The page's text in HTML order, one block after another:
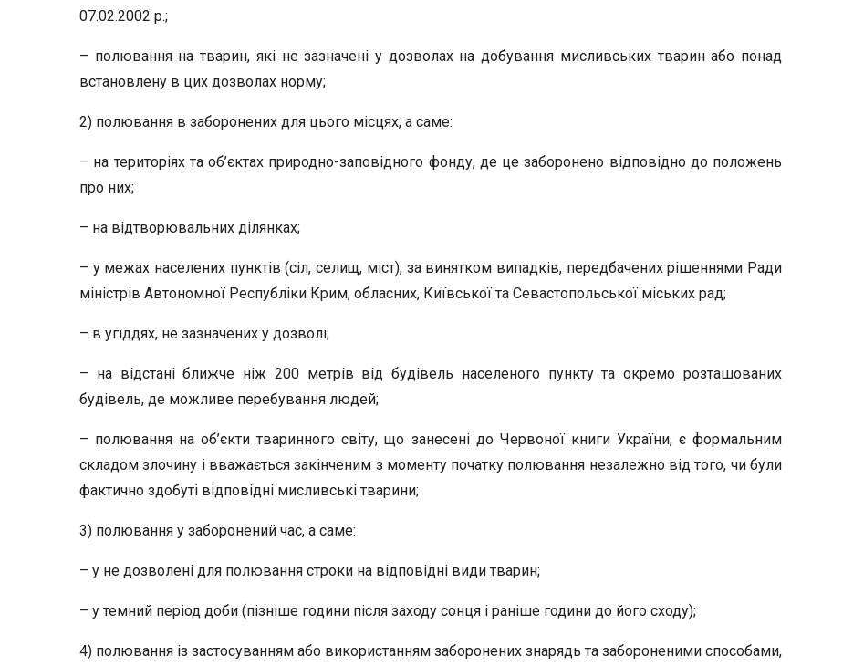
07.02.2002 р.;
– полювання на тварин, які не зазначені у дозволах на добування мисливських тварин або понад
встановлену в цих дозволах норму;
2) полювання в заборонених для цього місцях, а саме:
– на територіях та об’єктах природно-заповідного фонду, де це заборонено відповідно до положень
про них;
– на відтворювальних ділянках;
– у межах населених пунктів (сіл, селищ, міст), за винятком випадків, передбачених рішеннями Ради
міністрів Автономної Республіки Крим, обласних, Київської та Севастопольської міських рад;
– в угіддях, не зазначених у дозволі;
– на відстані ближче ніж 200 метрів від будівель населеного пункту та окремо розташованих
будівель, де можливе перебування людей;
– полювання на об’єкти тваринного світу, що занесені до Червоної книги України, є формальним
складом злочину і вважається закінченим з моменту початку полювання незалежно від того, чи були
фактично здобуті відповідні мисливські тварини;
3) полювання у заборонений час, а саме:
– у не дозволені для полювання строки на відповідні види тварин;
– у темний період доби (пізніше години після заходу сонця і раніше години до його сходу);
4) полювання із застосуванням або використанням заборонених знарядь та забороненими способами,